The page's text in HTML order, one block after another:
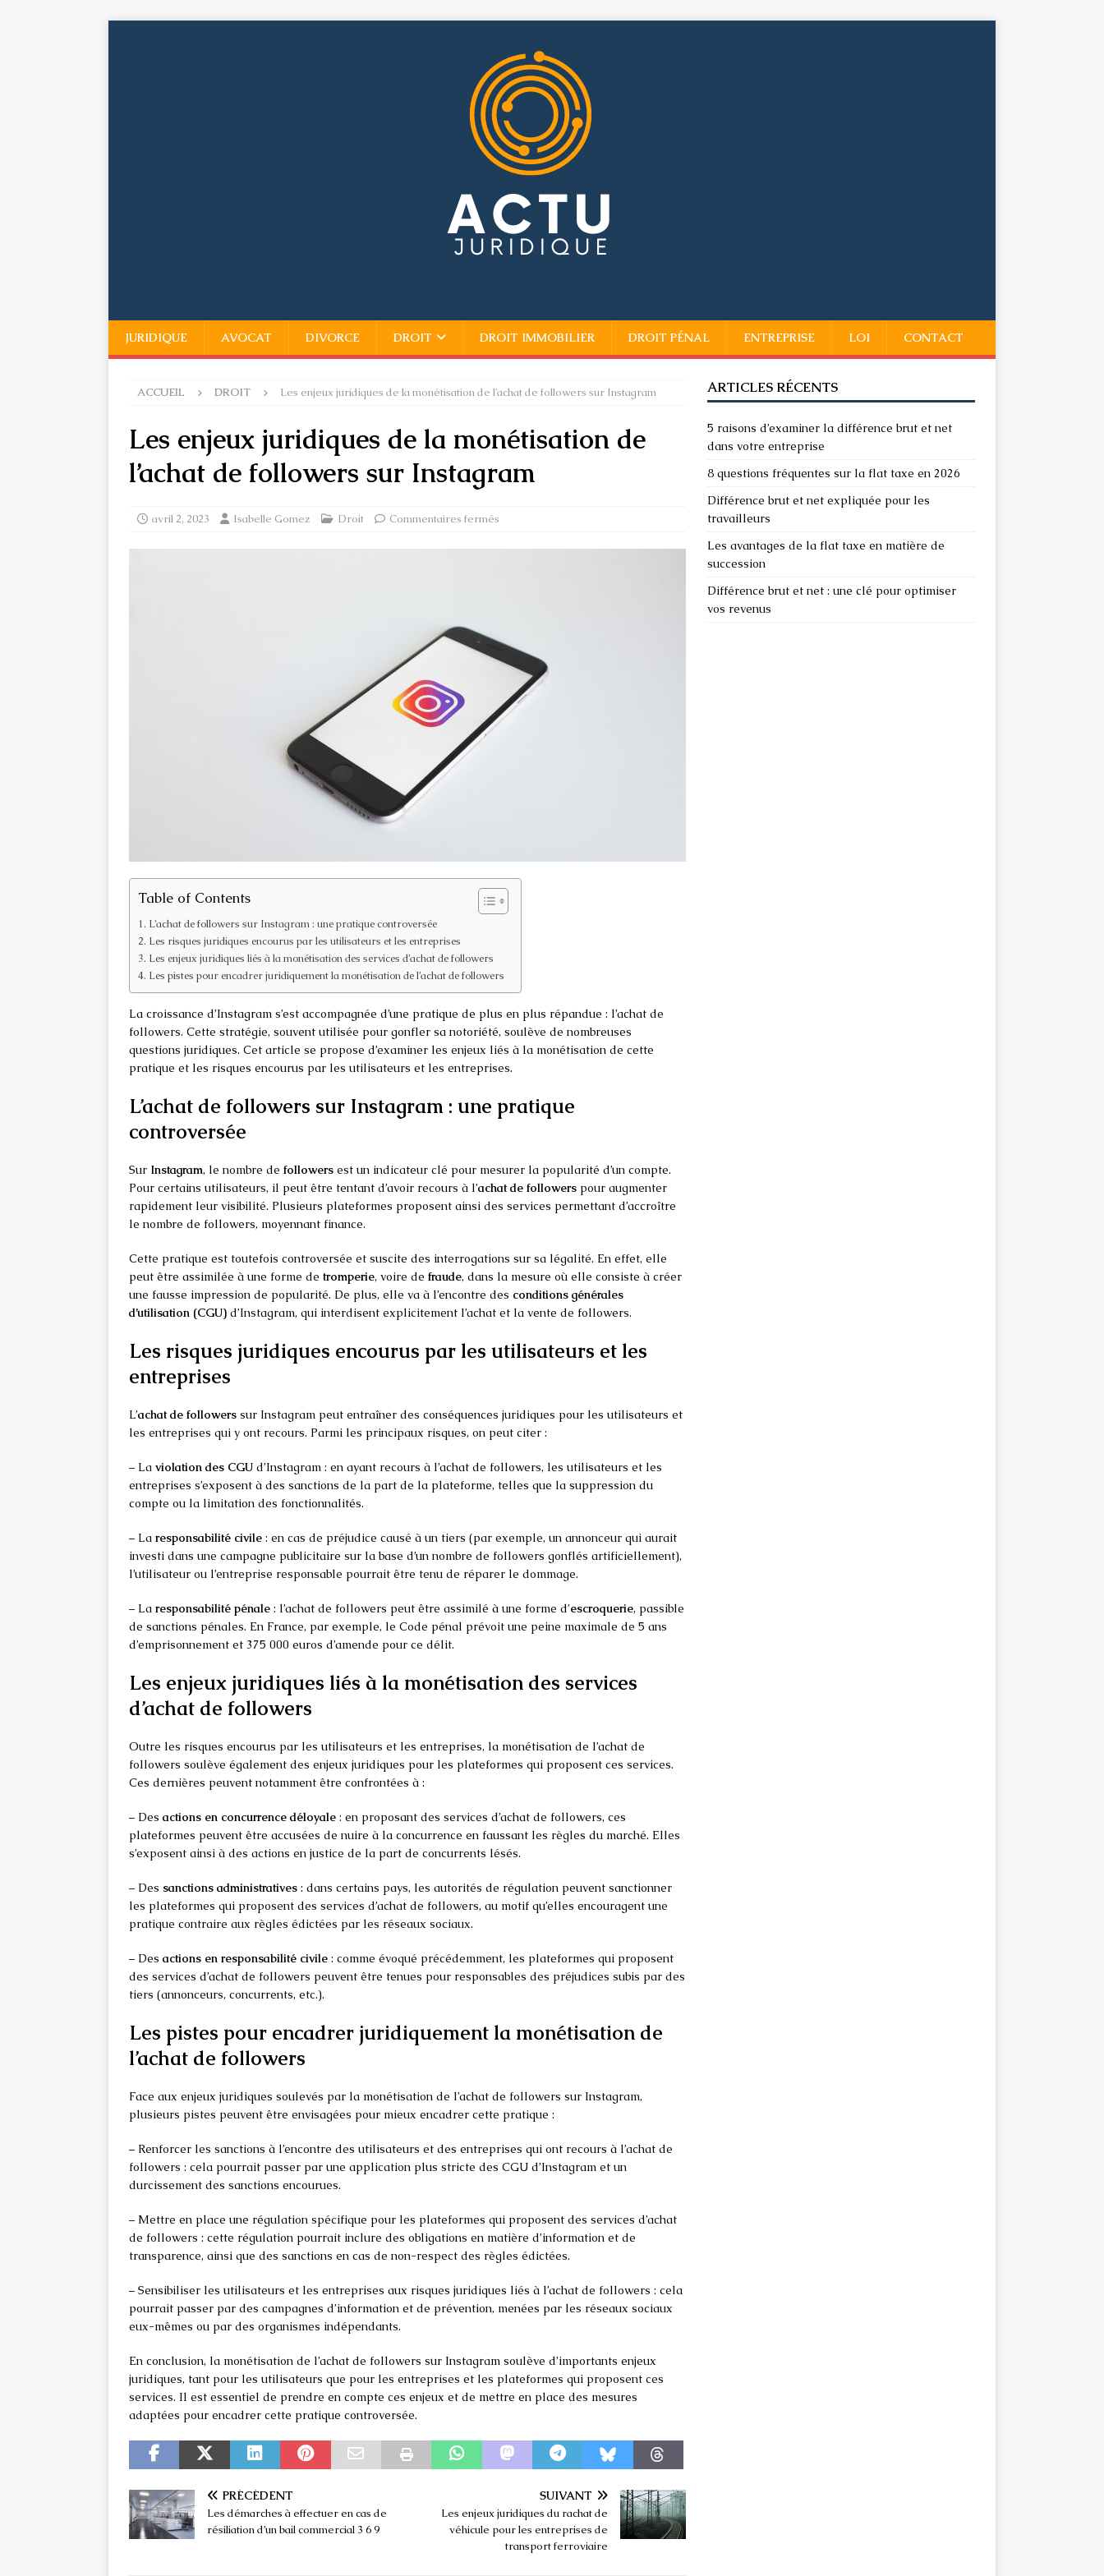
JURIDIQUE AVOCAT DIVORCE DROIT DROIT IMMOBILIER DROIT PÉNAL ENTREPRISE LOI CONTACT
ACCUEIL DROIT Les enjeux juridiques de la monétisation de l’achat de followers sur Instagram
Les enjeux juridiques de la monétisation de
l’achat de followers sur Instagram
avril 2, 2023 Isabelle Gomez Droit Commentaires fermés
Table of Contents
L’achat de followers sur Instagram : une pratique controversée
Les risques juridiques encourus par les utilisateurs et les entreprises
Les enjeux juridiques liés à la monétisation des services d’achat de followers
Les pistes pour encadrer juridiquement la monétisation de l’achat de followers
La croissance d’Instagram s’est accompagnée d’une pratique de plus en plus répandue : l’achat de
followers. Cette stratégie, souvent utilisée pour gonfler sa notoriété, soulève de nombreuses
questions juridiques. Cet article se propose d’examiner les enjeux liés à la monétisation de cette
pratique et les risques encourus par les utilisateurs et les entreprises.
L’achat de followers sur Instagram : une pratique
controversée
Sur Instagram, le nombre de followers est un indicateur clé pour mesurer la popularité d’un compte.
Pour certains utilisateurs, il peut être tentant d’avoir recours à l’achat de followers pour augmenter
rapidement leur visibilité. Plusieurs plateformes proposent ainsi des services permettant d’accroître
le nombre de followers, moyennant finance.
Cette pratique est toutefois controversée et suscite des interrogations sur sa légalité. En effet, elle
peut être assimilée à une forme de tromperie, voire de fraude, dans la mesure où elle consiste à créer
une fausse impression de popularité. De plus, elle va à l’encontre des conditions générales
d’utilisation (CGU) d’Instagram, qui interdisent explicitement l’achat et la vente de followers.
Les risques juridiques encourus par les utilisateurs et les
entreprises
L’achat de followers sur Instagram peut entraîner des conséquences juridiques pour les utilisateurs et
les entreprises qui y ont recours. Parmi les principaux risques, on peut citer :
– La violation des CGU d’Instagram : en ayant recours à l’achat de followers, les utilisateurs et les
entreprises s’exposent à des sanctions de la part de la plateforme, telles que la suppression du
compte ou la limitation des fonctionnalités.
– La responsabilité civile : en cas de préjudice causé à un tiers (par exemple, un annonceur qui aurait
investi dans une campagne publicitaire sur la base d’un nombre de followers gonflés artificiellement),
l’utilisateur ou l’entreprise responsable pourrait être tenu de réparer le dommage.
– La responsabilité pénale : l’achat de followers peut être assimilé à une forme d’escroquerie, passible
de sanctions pénales. En France, par exemple, le Code pénal prévoit une peine maximale de 5 ans
d’emprisonnement et 375 000 euros d’amende pour ce délit.
Les enjeux juridiques liés à la monétisation des services
d’achat de followers
Outre les risques encourus par les utilisateurs et les entreprises, la monétisation de l’achat de
followers soulève également des enjeux juridiques pour les plateformes qui proposent ces services.
Ces dernières peuvent notamment être confrontées à :
– Des actions en concurrence déloyale : en proposant des services d’achat de followers, ces
plateformes peuvent être accusées de nuire à la concurrence en faussant les règles du marché. Elles
s’exposent ainsi à des actions en justice de la part de concurrents lésés.
– Des sanctions administratives : dans certains pays, les autorités de régulation peuvent sanctionner
les plateformes qui proposent des services d’achat de followers, au motif qu’elles encouragent une
pratique contraire aux règles édictées par les réseaux sociaux.
– Des actions en responsabilité civile : comme évoqué précédemment, les plateformes qui proposent
des services d’achat de followers peuvent être tenues pour responsables des préjudices subis par des
tiers (annonceurs, concurrents, etc.).
Les pistes pour encadrer juridiquement la monétisation de
l’achat de followers
Face aux enjeux juridiques soulevés par la monétisation de l’achat de followers sur Instagram,
plusieurs pistes peuvent être envisagées pour mieux encadrer cette pratique :
– Renforcer les sanctions à l’encontre des utilisateurs et des entreprises qui ont recours à l’achat de
followers : cela pourrait passer par une application plus stricte des CGU d’Instagram et un
durcissement des sanctions encourues.
– Mettre en place une régulation spécifique pour les plateformes qui proposent des services d’achat
de followers : cette régulation pourrait inclure des obligations en matière d’information et de
transparence, ainsi que des sanctions en cas de non-respect des règles édictées.
– Sensibiliser les utilisateurs et les entreprises aux risques juridiques liés à l’achat de followers : cela
pourrait passer par des campagnes d’information et de prévention, menées par les réseaux sociaux
eux-mêmes ou par des organismes indépendants.
En conclusion, la monétisation de l’achat de followers sur Instagram soulève d’importants enjeux
juridiques, tant pour les utilisateurs que pour les entreprises et les plateformes qui proposent ces
services. Il est essentiel de prendre en compte ces enjeux et de mettre en place des mesures
adaptées pour encadrer cette pratique controversée.
PRÉCÉDENT
Les démarches à effectuer en cas de
résiliation d’un bail commercial 3 6 9
SUIVANT
Les enjeux juridiques du rachat de
véhicule pour les entreprises de
transport ferroviaire
ARTICLES RÉCENTS
5 raisons d’examiner la différence brut et net
dans votre entreprise
8 questions fréquentes sur la flat taxe en 2026
Différence brut et net expliquée pour les
travailleurs
Les avantages de la flat taxe en matière de
succession
Différence brut et net : une clé pour optimiser
vos revenus